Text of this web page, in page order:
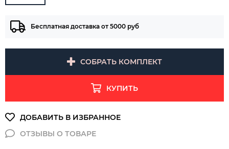
Бесплатная доставка от 5000 руб
СОБРАТЬ КОМПЛЕКТ
КУПИТЬ